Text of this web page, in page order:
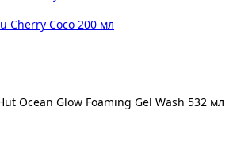
Cherry Coco 200 мл
Ocean Glow Foaming Gel Wash 532 мл